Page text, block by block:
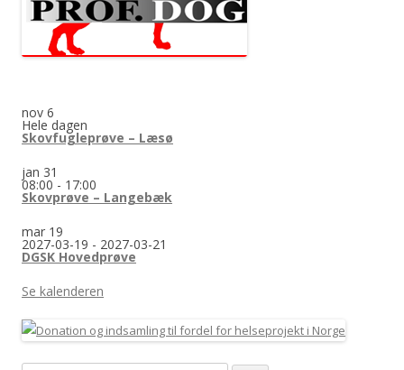
nov 6
Hele dagen
Skovfugleprøve – Læsø
jan 31
08:00 - 17:00
Skovprøve – Langebæk
mar 19
2027-03-19 - 2027-03-21
DGSK Hovedprøve
Se kalenderen